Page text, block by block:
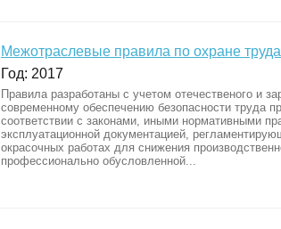
Межотраслевые правила по охране
Год: 2017
Правила разработаны с учетом отечественого и
современному обеспечению безопасности труда
соответствии с законами, иными нормативными
эксплуатационной документацией,
окрасочных работах для снижения
профессионально обусловленной...